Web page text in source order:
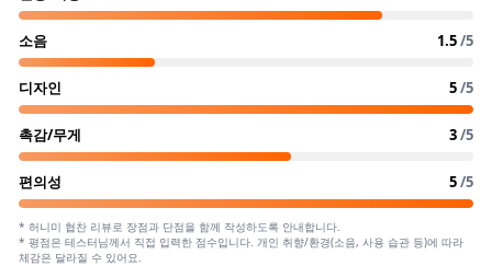
소음 1.5/5
디자인 5/5
촉감/무게 3/5
편의성 5/5
* 허니미 협찬 리뷰로 장점과 단점을 함께 작성하도록 안내합니다.
* 평점은 테스터님께서 직접 입력한 점수입니다. 개인 취향/환경(소음, 사용 습관 등)에 따라
체감은 달라질 수 있어요.